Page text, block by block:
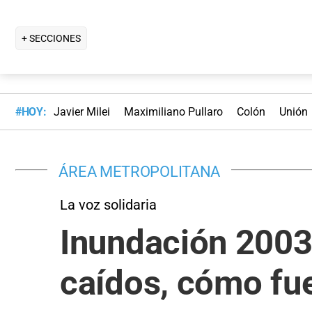
+ SECCIONES
#HOY: Javier Milei Maximiliano Pullaro Colón Unión
ÁREA METROPOLITANA
La voz solidaria
Inundación
caídos, cómo